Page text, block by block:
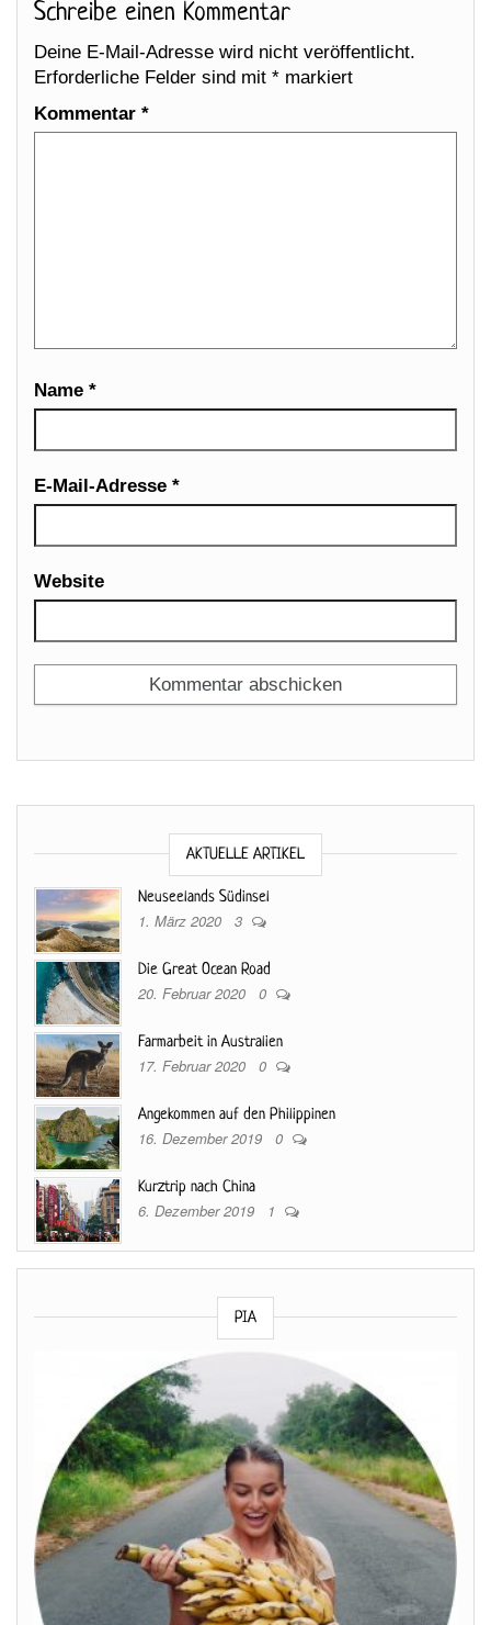
Schreibe einen Kommentar
Deine E-Mail-Adresse wird nicht veröffentlicht.
Erforderliche Felder sind mit * markiert
Kommentar *
Name *
E-Mail-Adresse *
Website
AKTUELLE ARTIKEL
Neuseelands Südinsel
1. März 2020 3
Die Great Ocean Road
20. Februar 2020 0
Farmarbeit in Australien
17. Februar 2020 0
Angekommen auf den Philippinen
16. Dezember 2019 0
Kurztrip nach China
6. Dezember 2019 1
PIA